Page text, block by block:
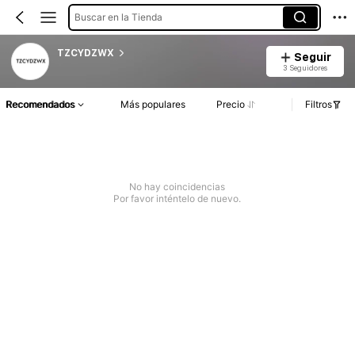
Buscar en la Tienda
TZCYDZWX Seguir
3 Seguidores
Recomendados Más populares Precio Filtros
No hay coincidencias
Por favor inténtelo de nuevo.